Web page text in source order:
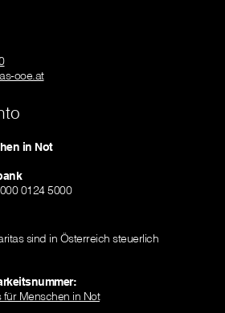
ooe.at
in Not
0124 5000
sind in Österreich steuerlich
Menschen in Not